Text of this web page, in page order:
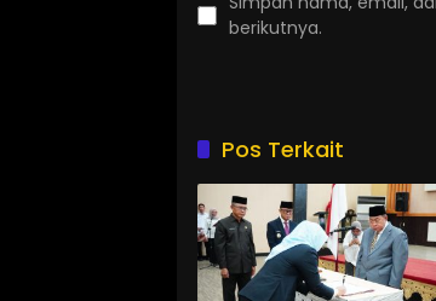
berikutnya.
Pos Terkait